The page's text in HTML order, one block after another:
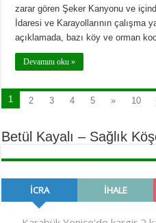
zarar gören Şeker Kanyonu ve
İdaresi ve Karayollarının çalışma
açıklamada, bazı köy ve orman
Devamını oku »
1 2 3 4 5 » 10
Betül Kayalı – Sağlık